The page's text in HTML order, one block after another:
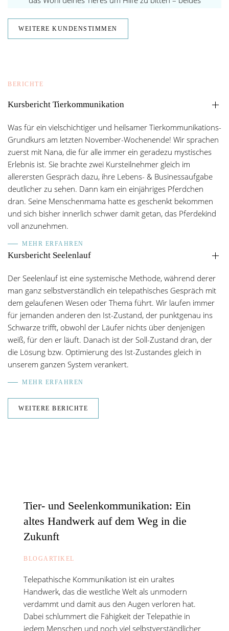
wundervolle kraftvolle Lehrerin und ebenso liebevolle
Begleiterin…“
WEITERE KUNDENSTIMMEN
BERICHTE
Kursbericht Tierkommunikation
Was für ein vielschichtiger und heilsamer Tierkommunikations-
Grundkurs am letzten November-Wochenende! Wir sprachen
zuerst mit Nana, die für alle immer ein geradezu mystisches
Erlebnis ist. Sie brachte zwei Kursteilnehmer gleich im
allerersten Gespräch dazu, ihre Lebens- & Businessaufgabe
deutlicher zu sehen. Dann kam ein einjähriges Pferdchen
dran. Seine Menschenmama hatte es geschenkt bekommen
und sich bisher innerlich schwer damit getan, das Pferdekind
voll anzunehmen.
MEHR ERFAHREN
Kursbericht Seelenlauf
Der Seelenlauf ist eine systemische Methode, während derer
man ganz selbstverständlich ein telepathisches Gespräch mit
dem gelaufenen Wesen oder Thema führt. Wir laufen immer
für jemanden anderen den Ist-Zustand, der punktgenau ins
Schwarze trifft, obwohl der Läufer nichts über denjenigen
weiß, für den er läuft. Danach ist der Soll-Zustand dran, der
die Lösung bzw. Optimierung des Ist-Zustandes gleich in
unserem ganzen System verankert.
MEHR ERFAHREN
WEITERE BERICHTE
Tier- und Seelenkommunikation: Ein
altes Handwerk auf dem Weg in die
Zukunft
BLOGARTIKEL
Telepathische Kommunikation ist ein uraltes
Handwerk, das die westliche Welt als unmodern
verdammt und damit aus den Augen verloren hat.
Dabei schlummert die Fähigkeit der Telepathie in
jedem Menschen und noch viel selbstverständlicher